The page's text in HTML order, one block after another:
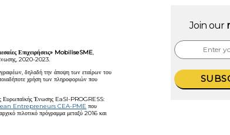
Επιχειρήσεις» MobiliseSME,
2020-2023.
δηλαδή την άποψη των εταίρων του
χρήση των πληροφοριών που
Ευρωπαϊκής Ένωσης EaSI-PROGRESS:
Entrepreneurs CEA-PME που
πιλοτικό πρόγραμμα μεταξύ 2016 και
Join our